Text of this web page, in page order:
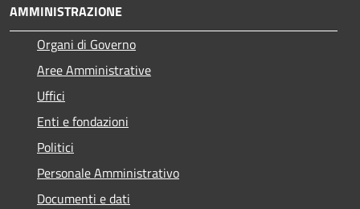
AMMINISTRAZIONE
Organi di Governo
Aree Amministrative
Uffici
Enti e fondazioni
Politici
Personale Amministrativo
Documenti e dati